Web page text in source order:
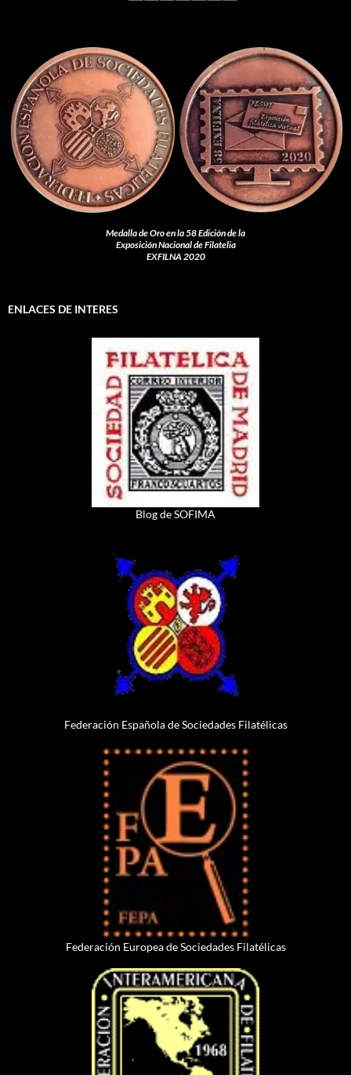
Medalla de Oro en la 58 Edición de la
Exposición Nacional de Filatelia
EXFILNA 2020
ENLACES DE INTERES
Blog de SOFIMA
Federación Española de Sociedades Filatélicas
Federación Europea de Sociedades Filatélicas